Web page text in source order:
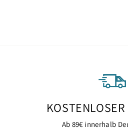
Ab 89€ innerhalb